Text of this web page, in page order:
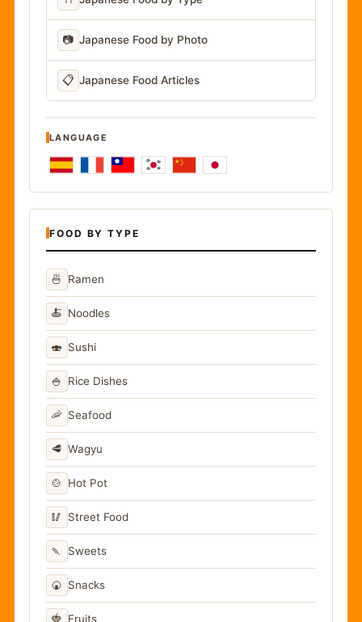
📷 Japanese Food by Photo
📋 Japanese Food Articles
LANGUAGE
FOOD BY TYPE
🍜 Ramen
🍝 Noodles
🍣 Sushi
🍚 Rice Dishes
🦐 Seafood
🥩 Wagyu
🍲 Hot Pot
🥢 Street Food
🍡 Sweets
🍘 Snacks
🍓 Fruits